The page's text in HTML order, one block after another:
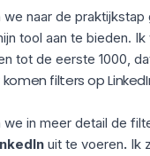
we naar de
tool aan te bieden. Ik
tot de eerste 1000,
filters op
we in meer detail de
uit te voeren. Ik